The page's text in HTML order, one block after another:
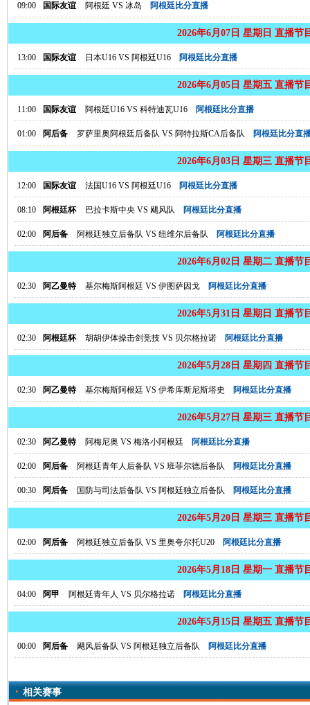
09:00 国际友谊 阿根廷 VS 冰岛 阿根廷比分直播
2026年6月07日 星期日 直播节
13:00 国际友谊 日本U16 VS 阿根廷U16 阿根廷比分直播
2026年6月05日 星期五 直播节
11:00 国际友谊 阿根廷U16 VS 科特迪瓦U16 阿根廷比分直播
01:00 阿后备 罗萨里奥阿根廷后备队 VS 阿特拉斯CA后备队 阿根廷比分直
2026年6月03日 星期三 直播节
12:00 国际友谊 法国U16 VS 阿根廷U16 阿根廷比分直播
08:10 阿根廷杯 巴拉卡斯中央 VS 飓风队 阿根廷比分直播
02:00 阿后备 阿根廷独立后备队 VS 纽维尔后备队 阿根廷比分直播
2026年6月02日 星期二 直播节
02:30 阿乙曼特 基尔梅斯阿根廷 VS 伊图萨因戈 阿根廷比分直播
2026年5月31日 星期日 直播节
02:30 阿根廷杯 胡胡伊体操击剑竞技 VS 贝尔格拉诺 阿根廷比分直播
2026年5月28日 星期四 直播节
02:30 阿乙曼特 基尔梅斯阿根廷 VS 伊希库斯尼斯塔史 阿根廷比分直播
2026年5月27日 星期三 直播节
02:30 阿乙曼特 阿梅尼奥 VS 梅洛小阿根廷 阿根廷比分直播
02:00 阿后备 阿根廷青年人后备队 VS 班菲尔德后备队 阿根廷比分直播
00:30 阿后备 国防与司法后备队 VS 阿根廷独立后备队 阿根廷比分直播
2026年5月20日 星期三 直播节
02:00 阿后备 阿根廷独立后备队 VS 里奥夸尔托U20 阿根廷比分直播
2026年5月18日 星期一 直播节
04:00 阿甲 阿根廷青年人 VS 贝尔格拉诺 阿根廷比分直播
2026年5月15日 星期五 直播节
00:00 阿后备 飓风后备队 VS 阿根廷独立后备队 阿根廷比分直播
相关赛事